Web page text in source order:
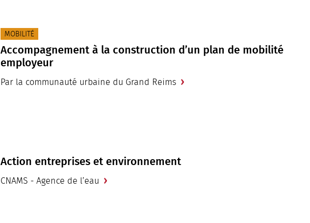
Accompagnement à la construction d’un plan de mobilité
employeur
Par la communauté urbaine du Grand Reims
CATÉGORIE(S) :
MOBILITÉ
Action entreprises et environnement
CNAMS - Agence de l’eau